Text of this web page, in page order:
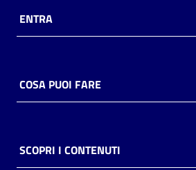
Risorse
online
Casa
Piani
ENTRA
COSA PUOI FARE
SCOPRI I CONTENUTI